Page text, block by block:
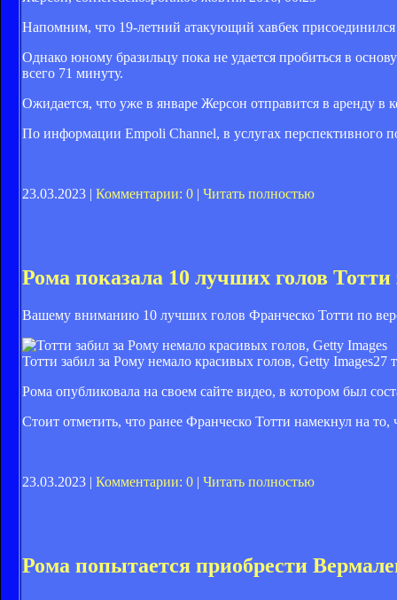
Напомним, что 19-летний атакующий хавбек
Однако юному бразильцу пока не удается пробиться в
всего 71 минуту.
Ожидается, что уже в январе Жерсон отправится в аренду в
По информации Empoli Channel, в услугах перспективного
23.03.2023 | Комментарии: 0 | Читать полностью
Рома показала 10 лучших голов Тотти
Вашему вниманию 10 лучших голов Франческо Тотти по
Тотти забил за Рому немало красивых голов, Getty Images27
Рома опубликовала на своем сайте видео, в котором был
Стоит отметить, что ранее Франческо Тотти намекнул на
23.03.2023 | Комментарии: 0 | Читать полностью
Рома попытается приобрести